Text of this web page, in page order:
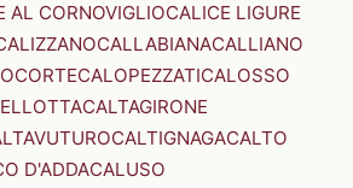
AL CORNOVIGLIOCALICE LIGURE
CALLABIANACALLIANO
CALOPEZZATICALOSSO
CALTAGIRONE
CALTIGNAGACALTO
D'ADDACALUSO